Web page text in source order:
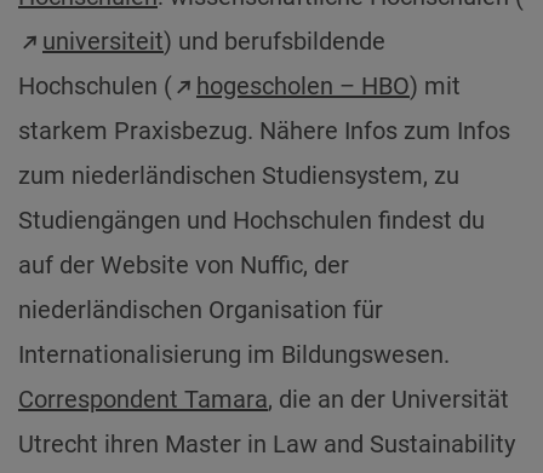
universiteit) und berufsbildende
Hochschulen (
hogescholen – HBO) mit
starkem Praxisbezug. Nähere Infos zum Infos
zum niederländischen Studiensystem, zu
Studiengängen und Hochschulen findest du
auf der Website von Nuffic, der
niederländischen Organisation für
Internationalisierung im Bildungswesen.
Correspondent Tamara, die an der Universität
Utrecht ihren Master in Law and Sustainability